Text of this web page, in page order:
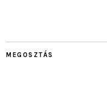
MEGOSZTÁS